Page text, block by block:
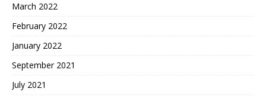
March 2022
February 2022
January 2022
September 2021
July 2021